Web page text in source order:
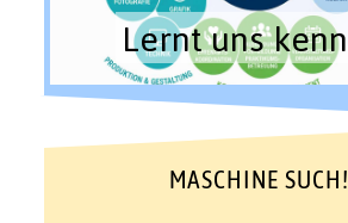
Lernt uns
MASCHINE SUCH!